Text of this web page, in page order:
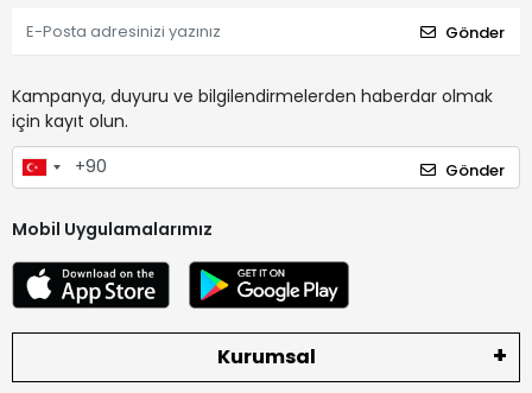
Gönder
Kampanya, duyuru ve bilgilendirmelerden haberdar olmak
için kayıt olun.
Gönder
Mobil Uygulamalarımız
Kurumsal